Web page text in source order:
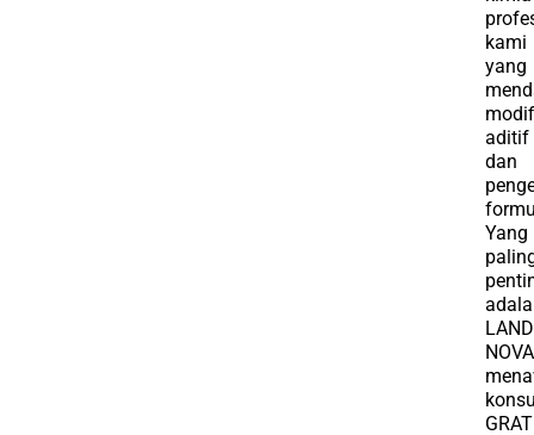
kami
yang
aditif
dan
Yang